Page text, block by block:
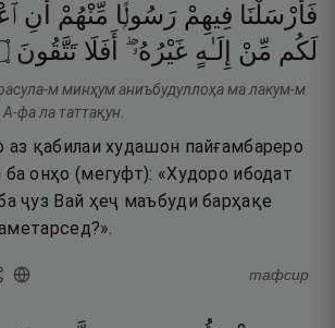
فَأَرْسَلْنَا فِيهِمْ رَسُولًۭا مِّنْهُمْ أَنِ
لَكُم مِّنْ إِلَـٰهٍ غَيْرُهُۥٓ ۖ أَفَلَا تَتَّقُونَ
м минҳум аниъбудуллоҳа ма лакум-м
фа ла таттақун.
аз қабилаи худашон пайғамбареро
онҳо (мегуфт): «Худоро ибодат
ҷуз Вай ҳеҷ маъбуди барҳақе
тафсир